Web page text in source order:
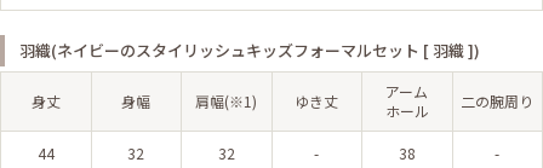
羽織(ネイビーのスタイリッシュキッズフォーマルセット [ 羽織 ])
身丈 身幅 肩幅(※1) ゆき丈
アーム
ホール
二の腕周り
44 32 32 - 38 -